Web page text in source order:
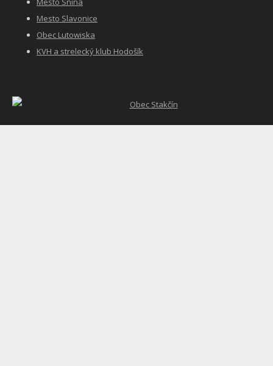
Mesto Slavonice
Obec Lutowiska
KVH a strelecký klub Hodošík